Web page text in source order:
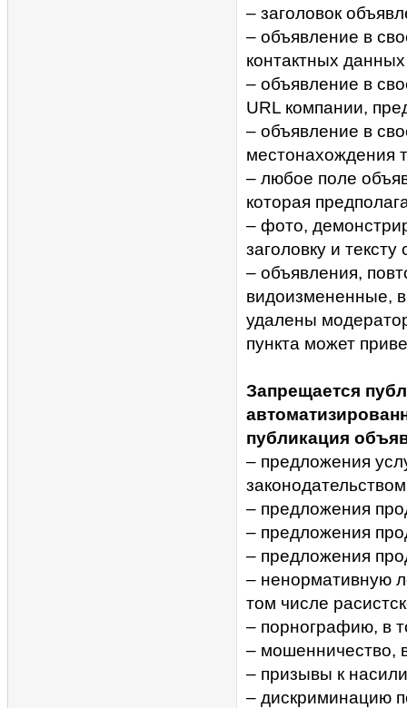
– заголовок
– объявление в
контактных
– объявление в
URL компании,
– объявление в
местонахождения
– любое поле
которая
– фото,
заголовку и
– объявления,
видоизмененные,
удалены
пункта может
Запрещается
публикация
– предложения
– предложения
– предложения
– предложения
– ненормативную
том числе
– порнографию, в
– мошенничество,
– призывы к
– дискриминацию